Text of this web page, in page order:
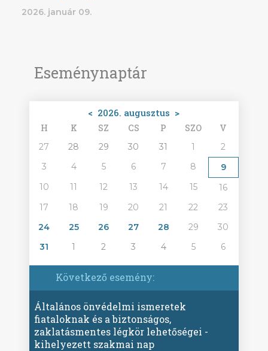
Eseménynaptár
< 2026. augusztus >
H K SZ CS P SZO V
27 28 29 30 31 1
2
3
4 5 6 7 8
9
10
11 12 13 14 15
16
17
18 19 20 21 22
23
24
25 26 27 28 29
30
31
1 2 3 4 5 6
Következő esemény:
Általános önvédelmi ismeretek
fiataloknak és a biztonságos,
zaklatásmentes légkör lehetőségei -
kihelyezett szakmai nap
2026. január 09.